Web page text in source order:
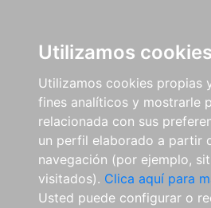
Utilizamos cookies
Utilizamos cookies propias
fines analíticos y mostrarle
relacionada con sus
un perfil elaborado a partir
navegación (por ejemplo,
visitados). Clica aquí para
Usted puede configurar o